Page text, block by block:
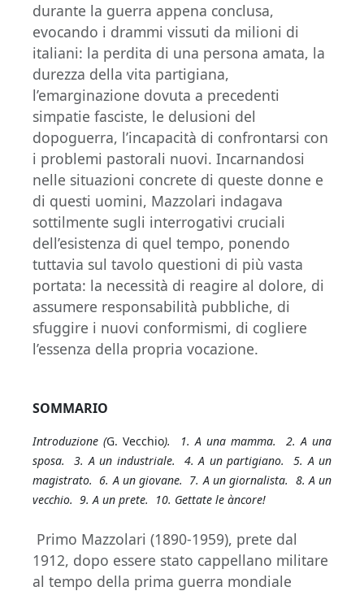
durante la guerra appena conclusa,
evocando i drammi vissuti da milioni di
italiani: la perdita di una persona amata, la
durezza della vita partigiana,
l’emarginazione dovuta a precedenti
simpatie fasciste, le delusioni del
dopoguerra, l’incapacità di confrontarsi con
i problemi pastorali nuovi. Incarnandosi
nelle situazioni concrete di queste donne e
di questi uomini, Mazzolari indagava
sottilmente sugli interrogativi cruciali
dell’esistenza di quel tempo, ponendo
tuttavia sul tavolo questioni di più vasta
portata: la necessità di reagire al dolore, di
assumere responsabilità pubbliche, di
sfuggire i nuovi conformismi, di cogliere
l’essenza della propria vocazione.
SOMMARIO
Introduzione (G. Vecchio). 1. A una mamma. 2. A una
sposa. 3. A un industriale. 4. A un partigiano. 5. A un
magistrato. 6. A un giovane. 7. A un giornalista. 8. A un
vecchio. 9. A un prete. 10. Gettate le àncore!
Primo Mazzolari (1890-1959), prete dal
1912, dopo essere stato cappellano militare
al tempo della prima guerra mondiale